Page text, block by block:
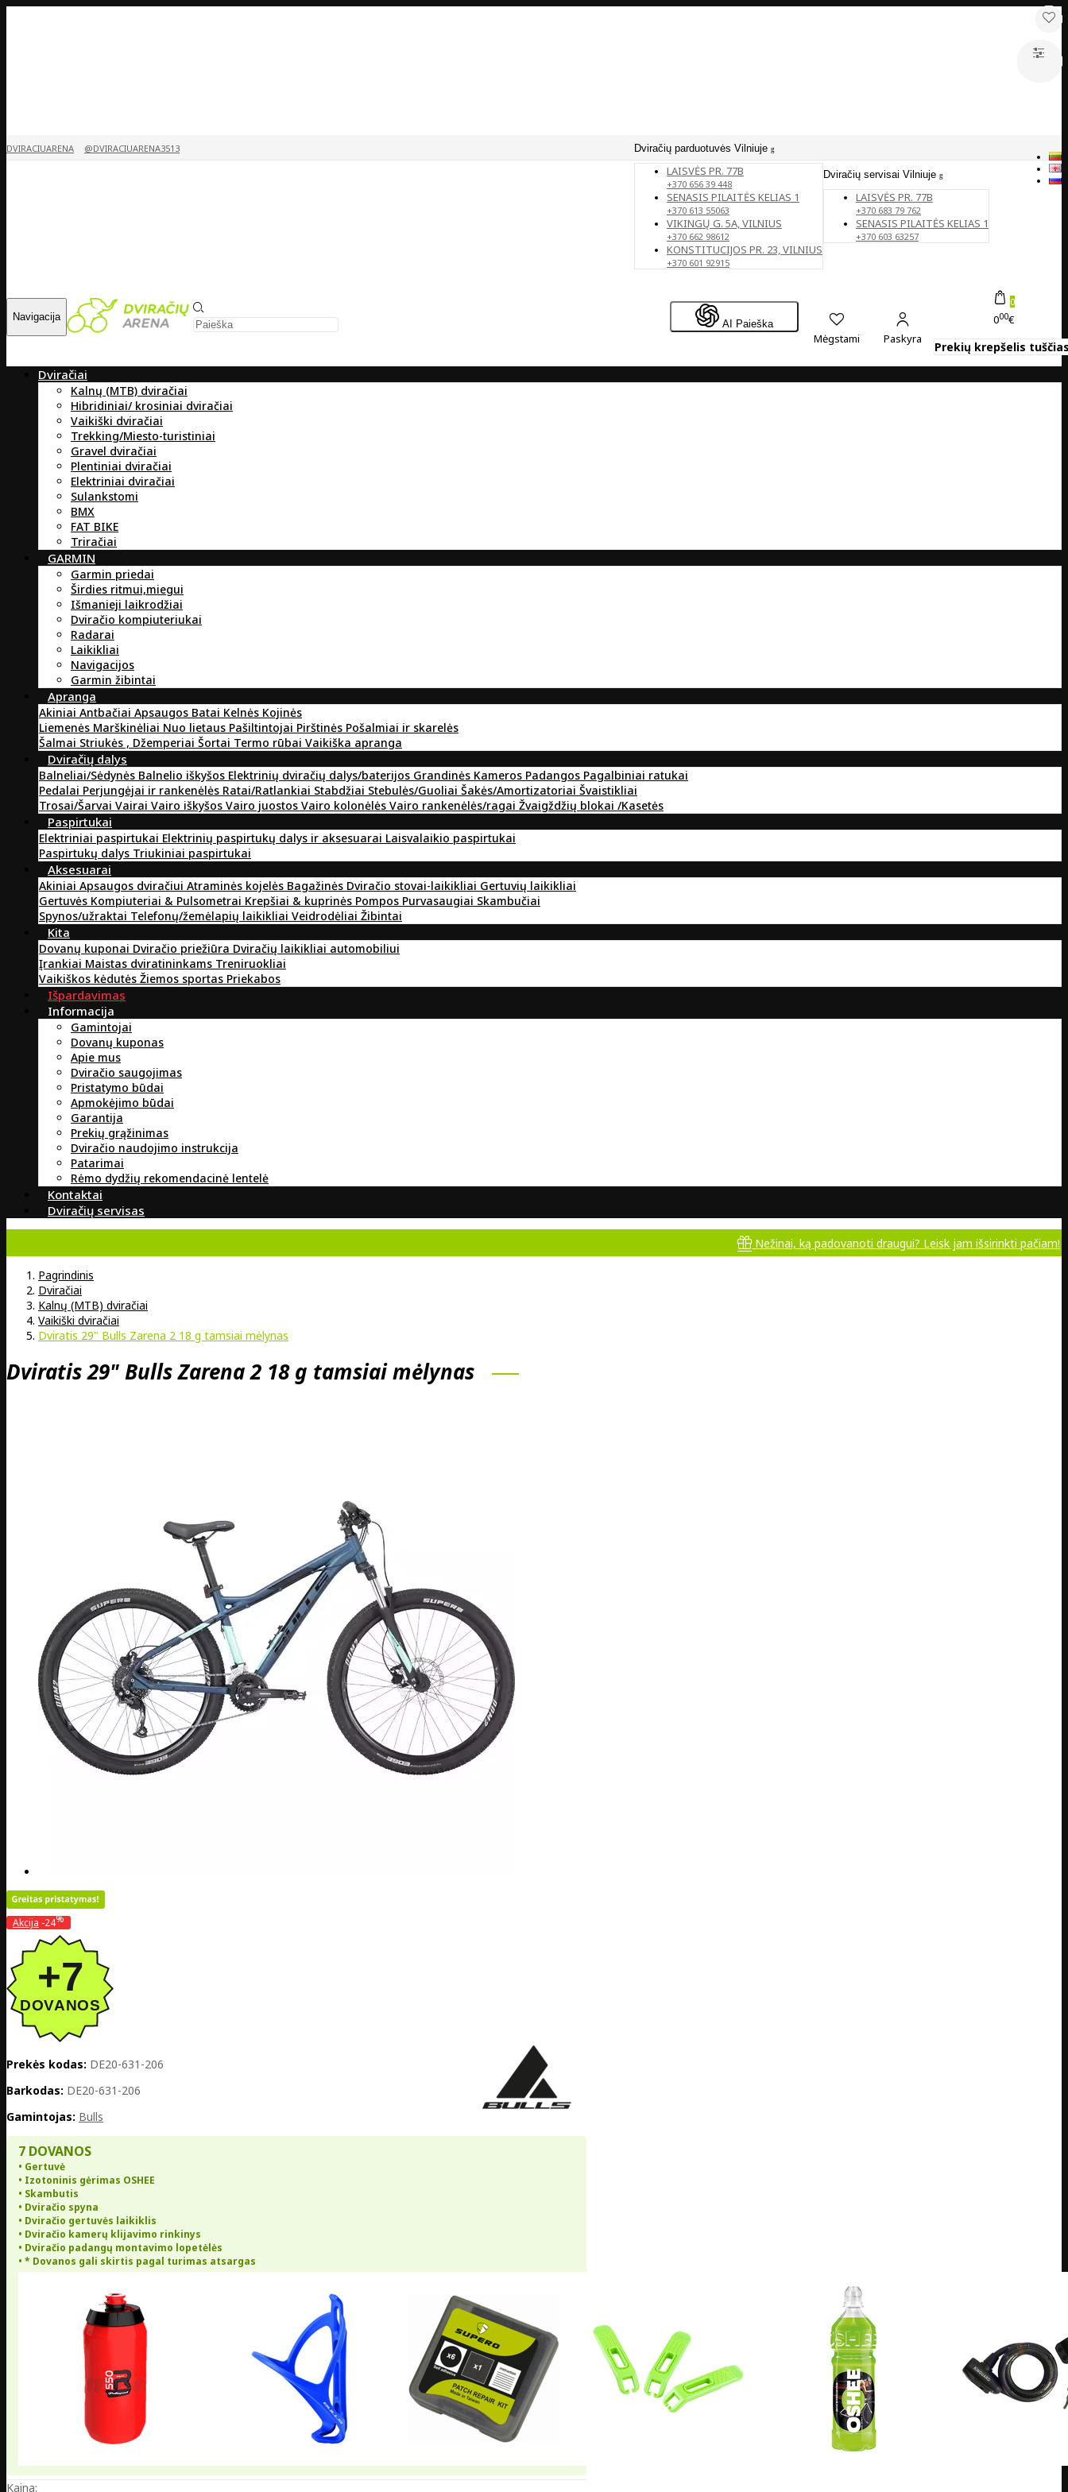
Dviračių parduotuvės Vilniuje
LAISVĖS PR. 77B
+370 656 39 448
SENASIS PILAITĖS KELIAS 1
+370 613 55063
VIKINGŲ G. 5A, VILNIUS
+370 662 98612
KONSTITUCIJOS PR. 23, VILNIUS
+370 601 92915
Dviračių servisai Vilniuje
LAISVĖS PR. 77B
+370 683 79 762
SENASIS PILAITĖS KELIAS 1
+370 603 63257
DVIRACIUARENA @DVIRACIUARENA3513
Navigacija
AI Paieška
Mėgstami Paskyra
0
000€
Prekių krepšelis
Dviračiai
Kalnų (MTB) dviračiai
Hibridiniai/ krosiniai dviračiai
Vaikiški dviračiai
Trekking/Miesto-turistiniai
Gravel dviračiai
Plentiniai dviračiai
Elektriniai dviračiai
Sulankstomi
BMX
FAT BIKE
Triračiai
GARMIN
Garmin priedai
Širdies ritmui,miegui
Išmanieji laikrodžiai
Dviračio kompiuteriukai
Radarai
Laikikliai
Navigacijos
Garmin žibintai
Apranga
Akiniai Antbačiai Apsaugos Batai Kelnės Kojinės
Liemenės Marškinėliai Nuo lietaus Pašiltintojai Pirštinės Pošalmiai ir skarelės
Šalmai Striukės , Džemperiai Šortai Termo rūbai Vaikiška apranga
Dviračių dalys
Balneliai/Sėdynės Balnelio iškyšos Elektrinių dviračių dalys/baterijos Grandinės Kameros Padangos Pagalbiniai ratukai
Pedalai Perjungėjai ir rankenėlės Ratai/Ratlankiai Stabdžiai Stebulės/Guoliai Šakės/Amortizatoriai Švaistikliai
Trosai/Šarvai Vairai Vairo iškyšos Vairo juostos Vairo kolonėlės Vairo rankenėlės/ragai Žvaigždžių blokai /Kasetės
Paspirtukai
Elektriniai paspirtukai Elektrinių paspirtukų dalys ir aksesuarai Laisvalaikio paspirtukai
Paspirtukų dalys Triukiniai paspirtukai
Aksesuarai
Akiniai Apsaugos dviračiui Atraminės kojelės Bagažinės Dviračio stovai-laikikliai Gertuvių laikikliai
Gertuvės Kompiuteriai & Pulsometrai Krepšiai & kuprinės Pompos Purvasaugiai Skambučiai
Spynos/užraktai Telefonų/žemėlapių laikikliai Veidrodėliai Žibintai
Kita
Dovanų kuponai Dviračio priežiūra Dviračių laikikliai automobiliui
Įrankiai Maistas dviratininkams Treniruokliai
Vaikiškos kėdutės Žiemos sportas Priekabos
Išpardavimas
Informacija
Gamintojai
Dovanų kuponas
Apie mus
Dviračio saugojimas
Pristatymo būdai
Apmokėjimo būdai
Garantija
Prekių grąžinimas
Dviračio naudojimo instrukcija
Patarimai
Rėmo dydžių rekomendacinė lentelė
Kontaktai
Dviračių servisas
Nežinai, ką padovanoti draugui? Leisk jam išsirinkti pačiam!
Pagrindinis
Dviračiai
Kalnų (MTB) dviračiai
Vaikiški dviračiai
Dviratis 29" Bulls Zarena 2 18 g tamsiai mėlynas
Dviratis 29" Bulls Zarena 2 18 g tamsiai mėlynas
Akcija -24%
Prekės kodas: DE20-631-206
Barkodas: DE20-631-206
Gamintojas: Bulls
7 DOVANOS
• Gertuvė
• Izotoninis gėrimas OSHEE
• Skambutis
• Dviračio spyna
• Dviračio gertuvės laikiklis
• Dviračio kamerų klijavimo rinkinys
• Dviračio padangų montavimo lopetėlės
• * Dovanos gali skirtis pagal turimas atsargas
Kaina: